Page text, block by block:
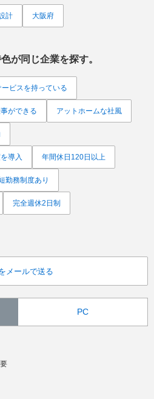
計 大阪府
が同じ企業を探す。
ビスを持っている
ができる アットホームな社風
導入 年間休日120日以上
勤務制度あり
完全週休2日制
メールで送る
PC